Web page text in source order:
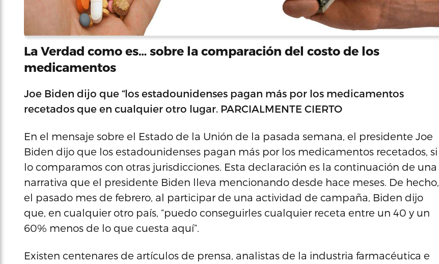
La Verdad como es… sobre la comparación del costo de los
medicamentos
Joe Biden dijo que “los estadounidenses pagan más por los medicamentos
recetados que en cualquier otro lugar. PARCIALMENTE CIERTO
En el mensaje sobre el Estado de la Unión de la pasada semana, el presidente Joe
Biden dijo que los estadounidenses pagan más por los medicamentos recetados, si
lo comparamos con otras jurisdicciones. Esta declaración es la continuación de una
narrativa que el presidente Biden lleva mencionando desde hace meses. De hecho,
el pasado mes de febrero, al participar de una actividad de campaña, Biden dijo
que, en cualquier otro país, “puedo conseguirles cualquier receta entre un 40 y un
60% menos de lo que cuesta aquí”.
Existen centenares de artículos de prensa, analistas de la industria farmacéutica e